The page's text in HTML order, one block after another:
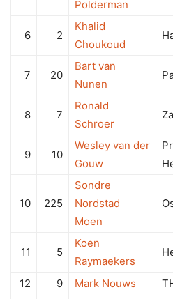
Polderman
6 2
Khalid
Choukoud
7 20
Bart van
Nunen
8 7
Ronald
Schroer
9 10
Wesley van der
Gouw
10 225
Sondre
Nordstad
Moen
11 5
Koen
Raymaekers
12 9 Mark Nouws